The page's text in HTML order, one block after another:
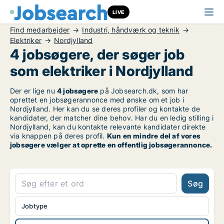
LIVE
Find medarbejder
Industri, håndværk og teknik
Elektriker
Nordjylland
4 jobsøgere, der søger job
som elektriker i Nordjylland
Der er lige nu 4 jobsøgere på Jobsearch.dk, som har
oprettet en jobsøgerannonce med ønske om et job i
Nordjylland. Her kan du se deres profiler og kontakte de
kandidater, der matcher dine behov. Har du en ledig stilling i
Nordjylland, kan du kontakte relevante kandidater direkte
via knappen på deres profil. Kun en mindre del af vores
jobsøgere vælger at oprette en offentlig jobsøgerannonce.
Søg
Jobtype